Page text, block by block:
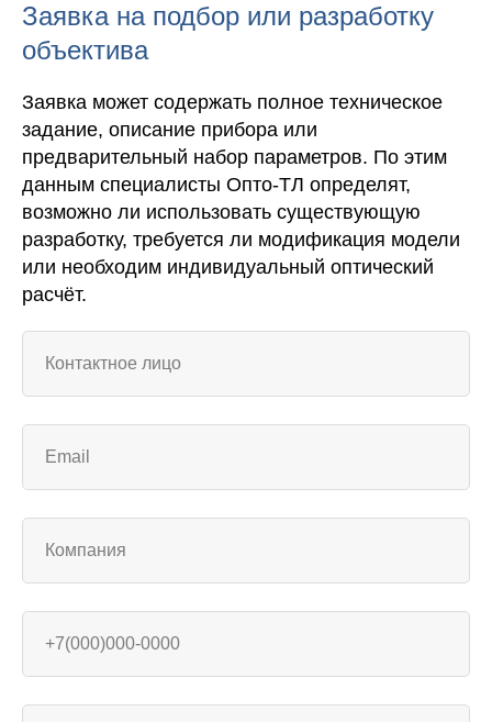
Заявка на подбор или разработку
объектива
Заявка может содержать полное техническое
задание, описание прибора или
предварительный набор параметров. По этим
данным специалисты Опто-ТЛ определят,
возможно ли использовать существующую
разработку, требуется ли модификация модели
или необходим индивидуальный оптический
расчёт.